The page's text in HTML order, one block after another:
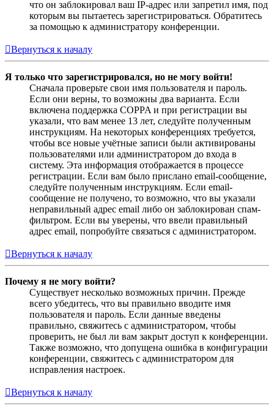
что он заблокировал ваш IP-адрес или запретил имя, под
которым вы пытаетесь зарегистрироваться. Обратитесь
за помощью к администратору конференции.
Вернуться к началу
Я только что зарегистрировался, но не могу войти!
Сначала проверьте свои имя пользователя и пароль.
Если они верны, то возможны два варианта. Если
включена поддержка COPPA и при регистрации вы
указали, что вам менее 13 лет, следуйте полученным
инструкциям. На некоторых конференциях требуется,
чтобы все новые учётные записи были активированы
пользователями или администратором до входа в
систему. Эта информация отображается в процессе
регистрации. Если вам было прислано email-сообщение,
следуйте полученным инструкциям. Если email-
сообщение не получено, то возможно, что вы указали
неправильный адрес email либо он заблокирован спам-
фильтром. Если вы уверены, что ввели правильный
адрес email, попробуйте связаться с администратором.
Вернуться к началу
Почему я не могу войти?
Существует несколько возможных причин. Прежде
всего убедитесь, что вы правильно вводите имя
пользователя и пароль. Если данные введены
правильно, свяжитесь с администратором, чтобы
проверить, не был ли вам закрыт доступ к конференции.
Также возможно, что допущена ошибка в конфигурации
конференции, свяжитесь с администратором для
исправления настроек.
Вернуться к началу